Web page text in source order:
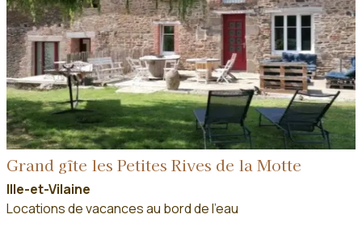
Grand gîte les Petites Rives de la Motte
Ille-et-Vilaine
Locations de vacances au bord de l'eau